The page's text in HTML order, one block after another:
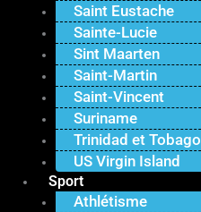
Saint Eustache
Sainte-Lucie
Sint Maarten
Saint-Martin
Saint-Vincent
Suriname
Trinidad et Tobago
US Virgin Island
Sport
Athlétisme